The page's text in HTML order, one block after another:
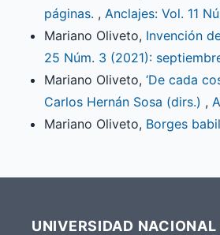
páginas. , Anclajes: Vol. 11
Mariano Oliveto, Invención
25 Núm. 3 (2021):
Mariano Oliveto, ‘De cada
Carlos Hernán Sosa (dirs.) ,
Mariano Oliveto, Borges
UNIVERSIDAD NACIONAL